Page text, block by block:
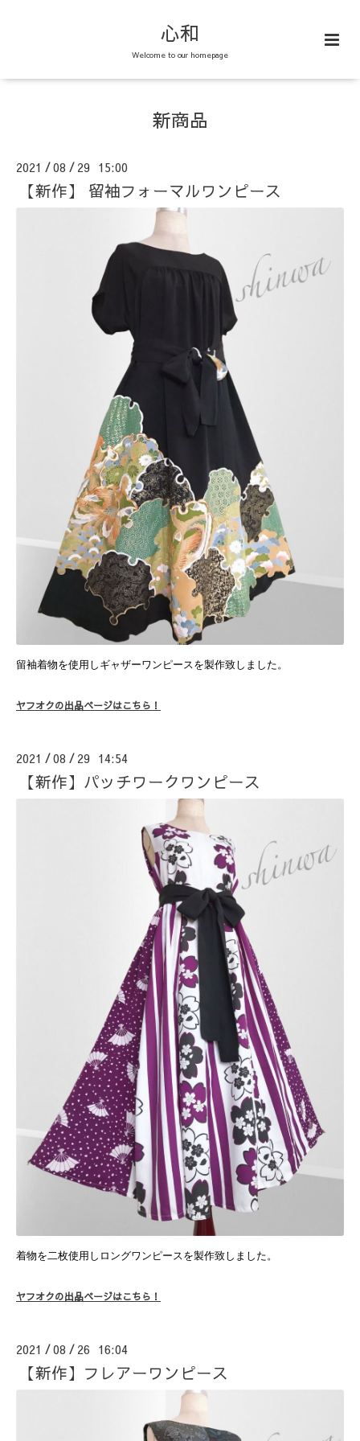
心和
Welcome to our homepage
新商品
2021 /08 / 29 15:00
【新作】 留袖フォーマルワンピース
留袖着物を使用しギャザーワンピースを製作致しました。
ヤフオクの出品ページはこちら！
2021 /08 / 29 14:54
【新作】パッチワークワンピース
着物を二枚使用しロングワンピースを製作致しました。
ヤフオクの出品ページはこちら！
2021 /08 / 26 16:04
【新作】フレアーワンピース